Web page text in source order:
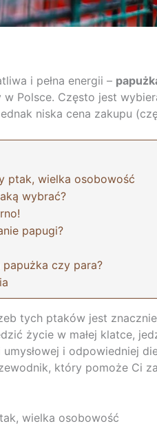
i pełna energii –
Polsce. Często jest
niska cena zakupu
ptak, wielka osobowość
wybrać?
papugi?
czy para?
tych ptaków jest
życie w małej klatce,
i odpowiedniej
który pomoże Ci
wielka osobowość